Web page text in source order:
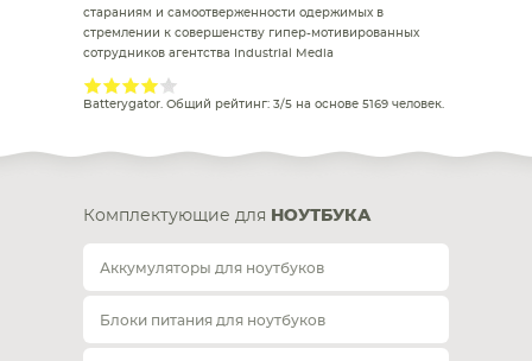
стараниям и самоотверженности одержимых в
стремлении к совершенству гипер-мотивированных
сотрудников агентства Industrial Media
Batterygator. Общий рейтинг: 3/5 на основе 5169 человек.
Комплектующие для НОУТБУКА
Аккумуляторы для ноутбуков
Блоки питания для ноутбуков